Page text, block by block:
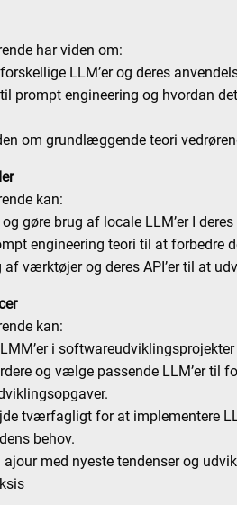
har viden om:
LLM’er og deres
til prompt engineering og hvordan
om grundlæggende teori
kan:
og gøre brug af locale LLM’er I
engineering teori til at forbedre
af værktøjer og deres API’er til at
kan:
LMM’er i softwareudviklingsprojekter
og vælge passende LLM’er til
tværfagligt for at implementere
behov.
ajour med nyeste tendenser og